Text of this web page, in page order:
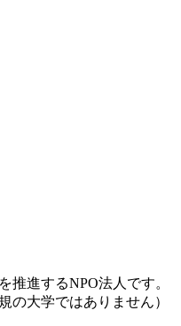
推進するNPO法人です。
の大学ではありません）